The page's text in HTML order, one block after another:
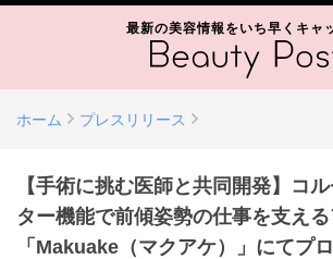
最新の美容情報をいち早くキャ
ホーム プレスリリース
【手術に挑む医師と共同開発】コ
ター機能で前傾姿勢の仕事を支え
「Makuake（マクアケ）」にてプ